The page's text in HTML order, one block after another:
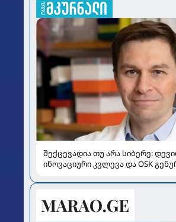
შექცევადია თუ არა სიბერე:
ინოვაციური კვლევა და OSK